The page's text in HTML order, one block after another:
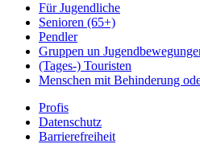
Für Jugendliche
Senioren (65+)
Pendler
Gruppen un
(Tages-) Touristen
Menschen mit Behinderung
Profis
Datenschutz
Barrierefreiheit